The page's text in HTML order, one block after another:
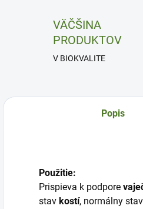
VÄČŠINA
PRODUKTOV
V BIOKVALITE
Popis
Použitie:
Prispieva k podpore
stav kostí, normálny stav